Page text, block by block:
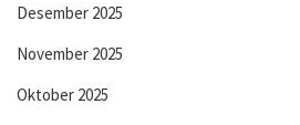
Desember 2025
November 2025
Oktober 2025